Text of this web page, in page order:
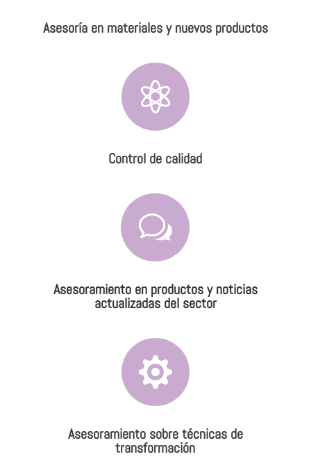
Asesoría en materiales y nuevos productos

Control de calidad
w
Asesoramiento en productos y noticias
actualizadas del sector

Asesoramiento sobre técnicas de
transformación